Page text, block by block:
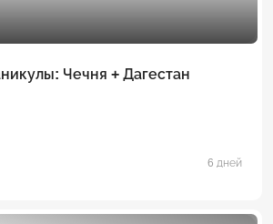
Чечня + Дагестан
6 дней